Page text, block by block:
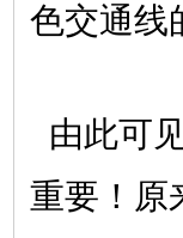
色交通线
由此可
重要！原